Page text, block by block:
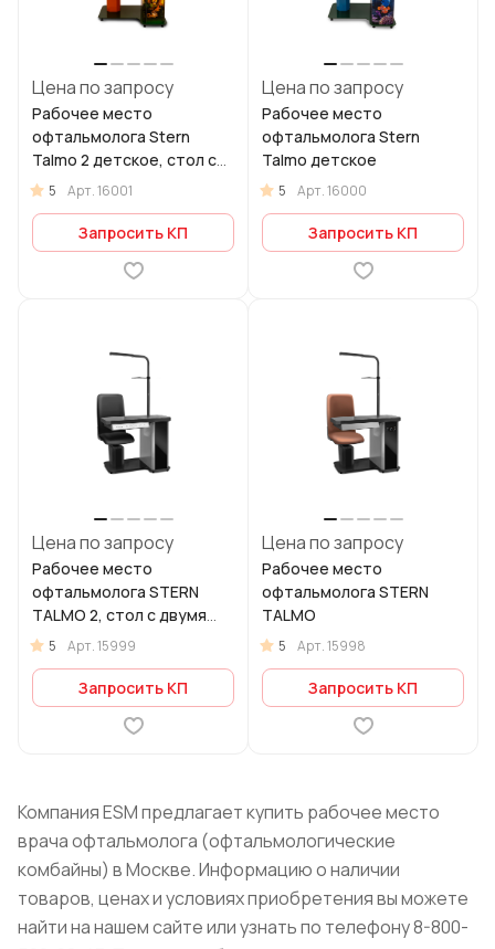
Цена по запросу
Рабочее место
офтальмолога Stern
Talmo 2 детское, стол с
двумя приводами
5 Арт.16001
Запросить КП
Цена по запросу
Рабочее место
офтальмолога Stern
Talmo детское
5 Арт.16000
Запросить КП
Цена по запросу
Рабочее место
офтальмолога STERN
TALMO 2, стол с двумя
приводами
5 Арт.15999
Запросить КП
Цена по запросу
Рабочее место
офтальмолога STERN
TALMO
5 Арт.15998
Запросить КП
Компания ESM предлагает купить рабочее место
врача офтальмолога (офтальмологические
комбайны) в Москве. Информацию о наличии
товаров, ценах и условиях приобретения вы можете
найти на нашем сайте или узнать по телефону 8-800-